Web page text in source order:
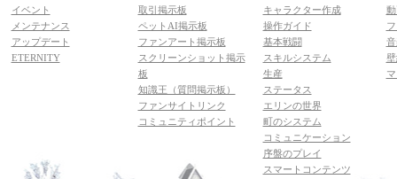
イベント
メンテナンス
アップデート
ETERNITY
取引掲示板
ペットAI掲示板
ファンアート掲示板
スクリーンショット掲示
板
知識王（質問掲示板）
ファンサイトリンク
コミュニティポイント
キャラクター作成
操作ガイド
基本戦闘
スキルシステム
生産
ステータス
エリンの世界
町のシステム
コミュニケーション
序盤のプレイ
スマートコンテンツ